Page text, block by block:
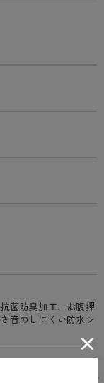
菌防臭加工、お腹押
音のしにくい防水シ